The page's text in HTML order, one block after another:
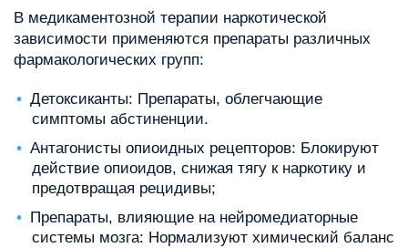
В медикаментозной терапии наркотической
зависимости применяются препараты различных
фармакологических групп:
Детоксиканты: Препараты, облегчающие
симптомы абстиненции.
Антагонисты опиоидных рецепторов: Блокируют
действие опиоидов, снижая тягу к наркотику и
предотвращая рецидивы;
Препараты, влияющие на нейромедиаторные
системы мозга: Нормализуют химический баланс